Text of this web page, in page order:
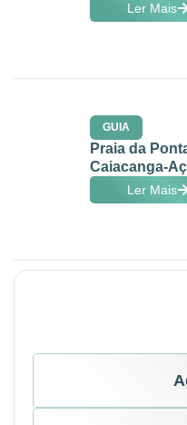
Ler Mais
GUIA
Praia da
Caiacanga-
Ler Mais